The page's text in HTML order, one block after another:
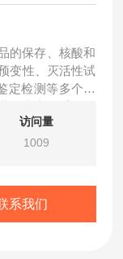
的保存、核酸和
变性、灭活性试
定检测等多个领
度梯度编程，可
属浴产品。
访问量
1009
系我们